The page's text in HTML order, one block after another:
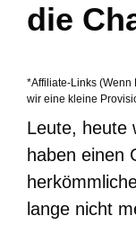
die
*Affiliate-Links (Wenn
wir eine kleine
Leute, heute
haben einen
lange nicht